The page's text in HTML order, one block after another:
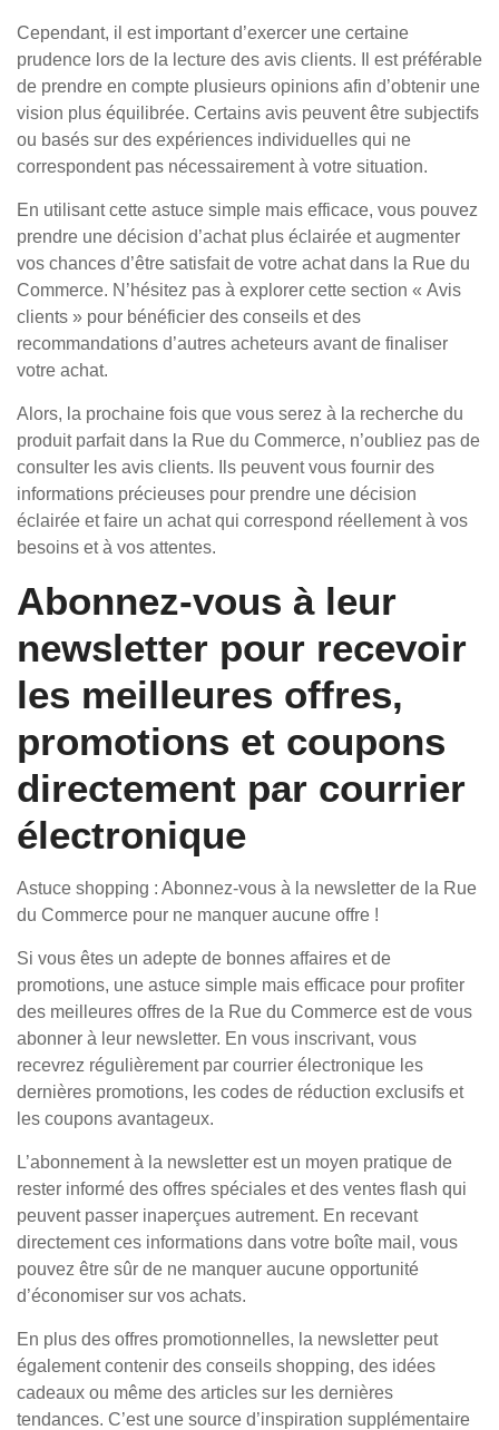
Cependant, il est important d’exercer une certaine
prudence lors de la lecture des avis clients. Il est préférable
de prendre en compte plusieurs opinions afin d’obtenir une
vision plus équilibrée. Certains avis peuvent être subjectifs
ou basés sur des expériences individuelles qui ne
correspondent pas nécessairement à votre situation.
En utilisant cette astuce simple mais efficace, vous pouvez
prendre une décision d’achat plus éclairée et augmenter
vos chances d’être satisfait de votre achat dans la Rue du
Commerce. N’hésitez pas à explorer cette section « Avis
clients » pour bénéficier des conseils et des
recommandations d’autres acheteurs avant de finaliser
votre achat.
Alors, la prochaine fois que vous serez à la recherche du
produit parfait dans la Rue du Commerce, n’oubliez pas de
consulter les avis clients. Ils peuvent vous fournir des
informations précieuses pour prendre une décision
éclairée et faire un achat qui correspond réellement à vos
besoins et à vos attentes.
Abonnez-vous à leur
newsletter pour recevoir
les meilleures offres,
promotions et coupons
directement par courrier
électronique
Astuce shopping : Abonnez-vous à la newsletter de la Rue
du Commerce pour ne manquer aucune offre !
Si vous êtes un adepte de bonnes affaires et de
promotions, une astuce simple mais efficace pour profiter
des meilleures offres de la Rue du Commerce est de vous
abonner à leur newsletter. En vous inscrivant, vous
recevrez régulièrement par courrier électronique les
dernières promotions, les codes de réduction exclusifs et
les coupons avantageux.
L’abonnement à la newsletter est un moyen pratique de
rester informé des offres spéciales et des ventes flash qui
peuvent passer inaperçues autrement. En recevant
directement ces informations dans votre boîte mail, vous
pouvez être sûr de ne manquer aucune opportunité
d’économiser sur vos achats.
En plus des offres promotionnelles, la newsletter peut
également contenir des conseils shopping, des idées
cadeaux ou même des articles sur les dernières
tendances. C’est une source d’inspiration supplémentaire